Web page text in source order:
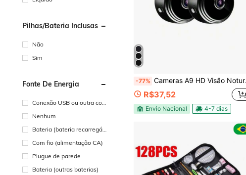
Pilhas/Bateria Inclusas
Não
Sim
Fonte De Energia
Conexão USB ou outra con
Nenhum
Bateria (bateria recarregáv
Com fio (alimentação CA)
Plugue de parede
Bateria (outras baterias)
-77% Cameras A9 HD Visão Noturna Wifi Câmera 1080P Sem Fio Vigilância e Segurança A9
R$37,52
Envio Nacional 4-7 dias